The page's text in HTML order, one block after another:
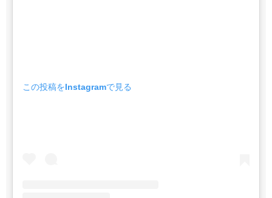
この投稿をInstagramで見る